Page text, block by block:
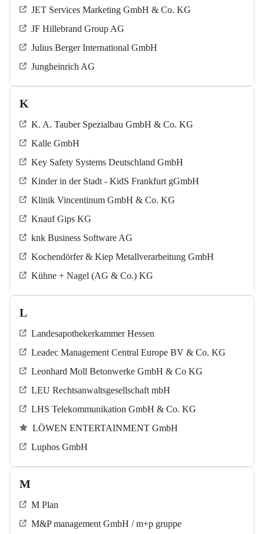
JET Services Marketing GmbH & Co. KG
JF Hillebrand Group AG
Julius Berger International GmbH
Jungheinrich AG
K
K. A. Tauber Spezialbau GmbH & Co. KG
Kalle GmbH
Key Safety Systems Deutschland GmbH
Kinder in der Stadt - KidS Frankfurt gGmbH
Klinik Vincentinum GmbH & Co. KG
Knauf Gips KG
knk Business Software AG
Kochendörfer & Kiep Metallverarbeitung GmbH
Kühne + Nagel (AG & Co.) KG
L
Landesapothekerkammer Hessen
Leadec Management Central Europe BV & Co. KG
Leonhard Moll Betonwerke GmbH & Co KG
LEU Rechtsanwaltsgesellschaft mbH
LHS Telekommunikation GmbH & Co. KG
LÖWEN ENTERTAINMENT GmbH
Luphos GmbH
M
M Plan
M&P management GmbH / m+p gruppe